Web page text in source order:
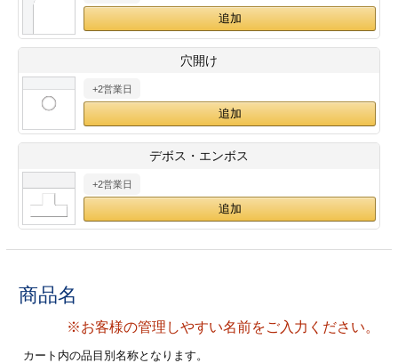
フォルダー
ファイル印刷
ァイル印刷
印刷
リーブ印刷
印刷
ムカード印刷
フォルダー
ファイル印刷
ァイル印刷
穴開け
+2営業日
デボス・エンボス
+2営業日
商品名
※お客様の管理しやすい名前をご入力ください。
カート内の品目別名称となります。